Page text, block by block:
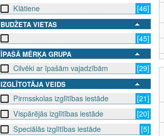
Klātiene [46]
BUDŽETA VIETAS
[45]
ĪPAŠĀ MĒRĶA GRUPA
Cilvēki ar īpašām vajadzībām [29]
IZGLĪTOTĀJA VEIDS
Pirmsskolas izglītības iestāde
[21]
Vispārējās izglītības iestāde
[20]
Speciālās izglītības iestāde
[5]